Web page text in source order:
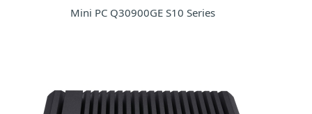
Mini PC Q30900GE S10 Series